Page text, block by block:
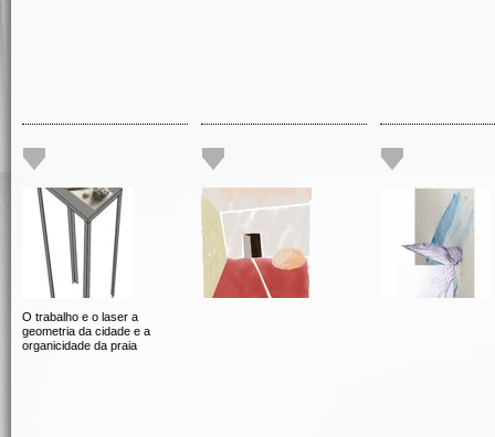
O trabalho e o laser a
geometria da cidade e a
organicidade da praia